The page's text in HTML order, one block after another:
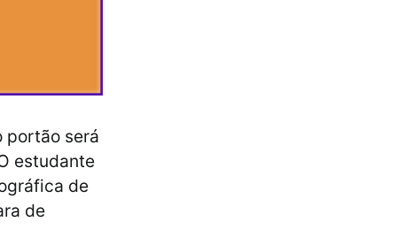
portão será
estudante
de
de